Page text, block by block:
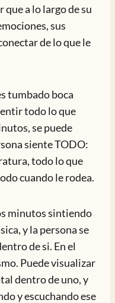
a lo largo de su
sus
de lo que le
tumbado boca
todo lo que
se puede
siente TODO:
todo lo que
cuando le rodea.
minutos sintiendo
y la persona se
de si. En el
Puede visualizar
dentro de uno, y
y escuchando ese